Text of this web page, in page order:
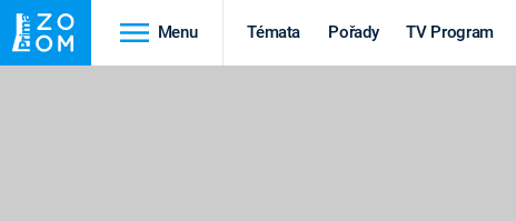
Menu Témata Pořady TV Program